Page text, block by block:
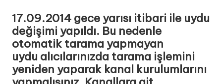
17.09.2014 gece yarısı itibari ile uydu
değişimi yapıldı. Bu nedenle
otomatik tarama yapmayan
uydu alıcılarınızda tarama işlemini
yeniden yaparak kanal kurulumlarını